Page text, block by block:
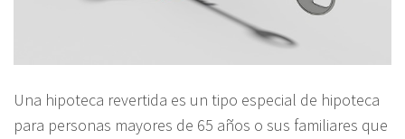
Una hipoteca revertida es un tipo especial de hipoteca
para personas mayores de 65 años o sus familiares que